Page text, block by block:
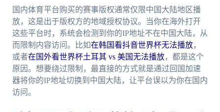
国内体育平台购买的赛事版权通常仅限中国大陆地区播
放，这是出于版权方的地域授权协议。当你在海外打开
这些平台时，系统会检测到你的IP地址不在中国大陆，从
而限制内容访问。比如在韩国看抖音世界杯无法播放，
或者在国外看世界杯土耳其 vs 美国无法播放，都是这个
原因。想要绕过限制，最直接的方式就是通过回国加速
器将你的IP地址切换到中国大陆，让平台误以为你在国内
访问。